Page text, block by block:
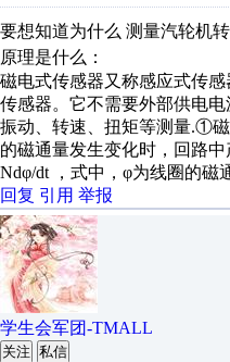
要想知道为什么 测量汽轮机
原理是什么：
磁电式传感器又称感应式传
传感器。它不需要外部供电
振动、转速、扭矩等测量.①
的磁通量发生变化时，回路
Ndφ/dt ，式中，φ为线圈的磁
回复 引用 举报
学生会军团-TMALL
关注 私信